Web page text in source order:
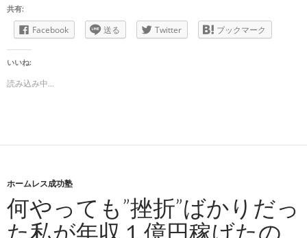
共有:
Facebook 送る Twitter ブックマーク
いいね:
読み込み中...
ホームレス成功塾
何やっても”挫折”ばかりだっ
た私が年収１億円稼げたの